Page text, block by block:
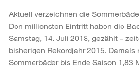
Aktuell verzeichnen die
Den millionsten Eintritt haben die
Samstag, 14. Juli 2018, gezählt –
bisherigen Rekordjahr 2015. Damals
Sommerbäder bis Ende Saison 1,83